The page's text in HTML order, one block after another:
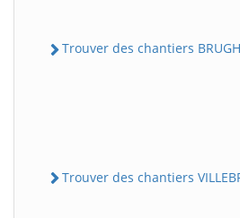
Trouver des chantiers
Trouver des chantiers